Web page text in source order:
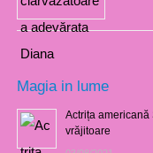
Magia in lume
Actrița americană
vrăjitoare